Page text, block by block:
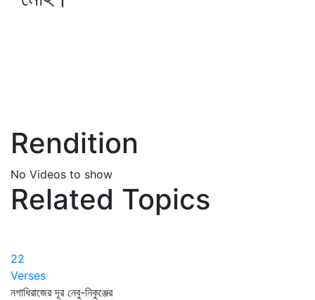
Rendition
No Videos to show
Related Topics
22
Verses
নগাধিরাজের দূর নেবু-নিকুঞ্জের